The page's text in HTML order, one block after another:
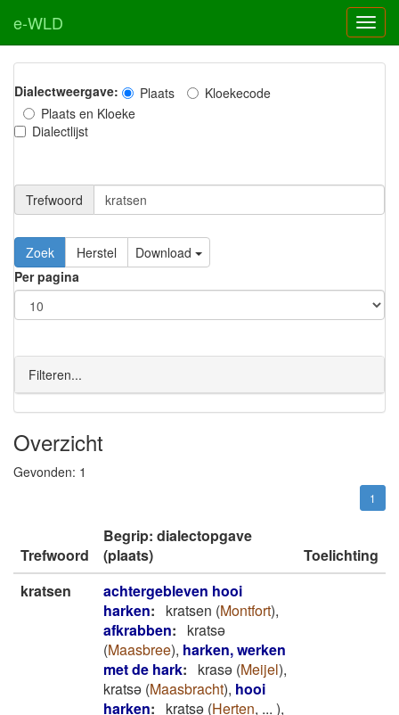
e-WLD
Dialectweergave: Plaats
Kloekecode
Plaats en Kloeke
Dialectlijst
Trefwoord
Download
Per pagina
Filteren...
Overzicht
Gevonden: 1
1
Trefwoord
Begrip: dialectopgave
(plaats)
Toelichting
kratsen
achtergebleven hooi
harken: kratsen (Montfort),
afkrabben:
kratsǝ
(Maasbree), harken, werken
met de hark: krasǝ (Meijel),
kratsǝ (Maasbracht), hooi
harken: kratsǝ (Herten, ... ),